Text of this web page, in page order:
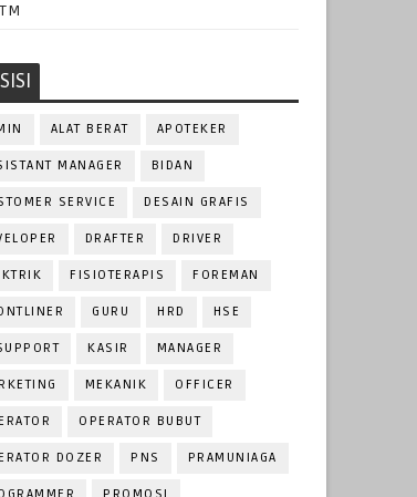
ALAT BERAT APOTEKER
MANAGER BIDAN
SERVICE DESAIN GRAFIS
DRAFTER DRIVER
FISIOTERAPIS FOREMAN
GURU HRD HSE
KASIR MANAGER
MEKANIK OFFICER
OPERATOR BUBUT
DOZER PNS PRAMUNIAGA